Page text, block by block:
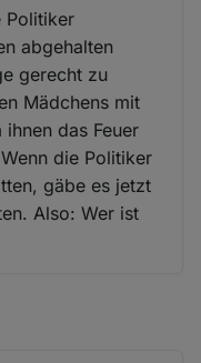
Politiker
abgehalten
gerecht zu
Mädchens mit
das Feuer
die Politiker
gäbe es jetzt
Also: Wer ist